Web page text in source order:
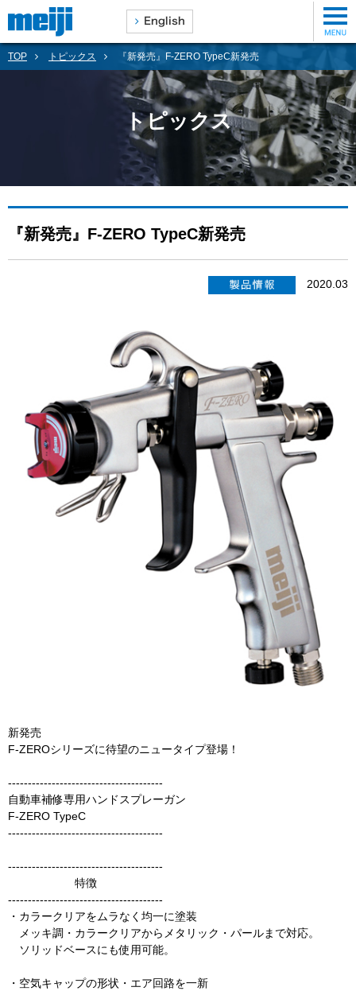
TOP トピックス 『新発売』F-ZERO TypeC新発売
トピックス
『新発売』F-ZERO TypeC新発売
2020.03
新発売
F-ZEROシリーズに待望のニュータイプ登場！
---------------------------------------
自動車補修専用ハンドスプレーガン
F-ZERO TypeC
---------------------------------------
---------------------------------------
特徴
---------------------------------------
・カラークリアをムラなく均一に塗装
メッキ調・カラークリアからメタリック・パールまで対応。
ソリッドベースにも使用可能。
・空気キャップの形状・エア回路を一新